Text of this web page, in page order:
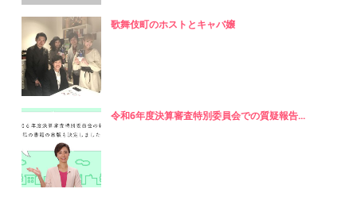
歌舞伎町のホストとキャバ嬢
令和6年度決算審査特別委員会での質疑報告...